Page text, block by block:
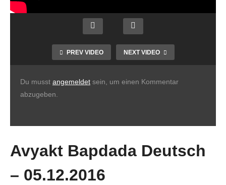
PREV VIDEO NEXT VIDEO
Du musst angemeldet sein, um einen Kommentar
abzugeben.
Avyakt Bapdada Deutsch
– 05.12.2016